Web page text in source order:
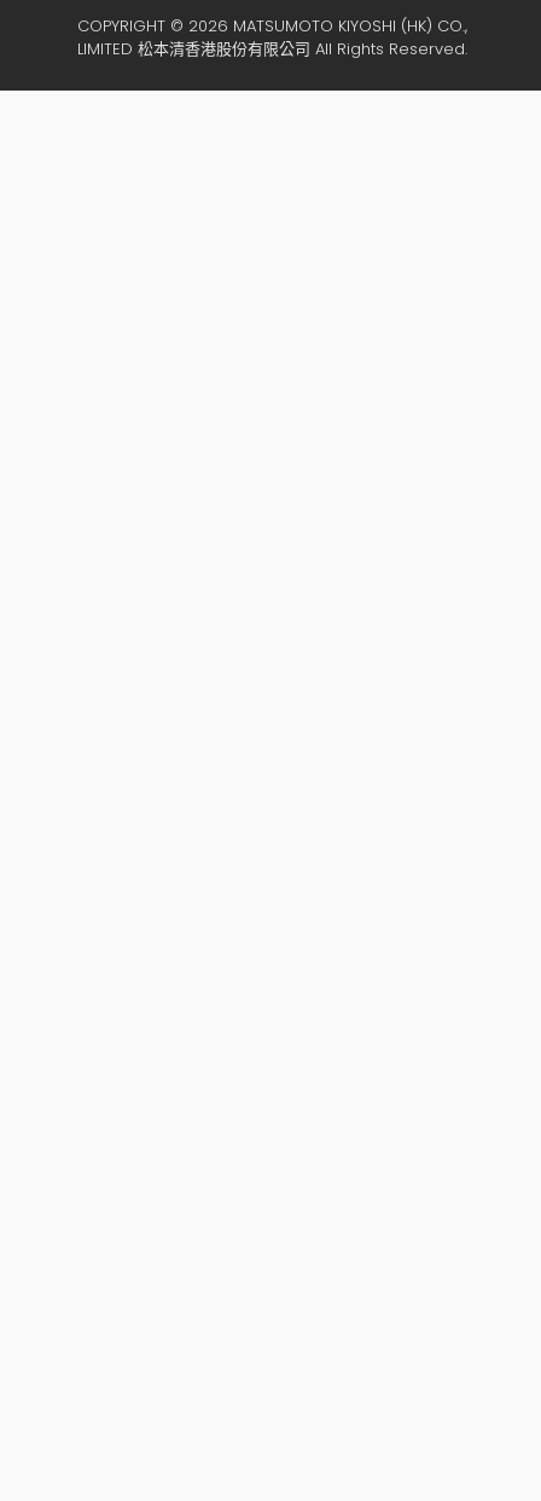
COPYRIGHT © 2026 MATSUMOTO KIYOSHI (HK) CO.,
LIMITED 松本清香港股份有限公司 All Rights Reserved.